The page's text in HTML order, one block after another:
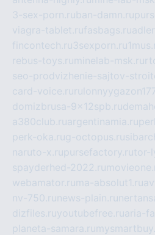
3-sex-porn.ruban-damn.ru
viagra-tablet.rufasbags.ru
fincontech.ru3sexporn.ru
rebus-toys.ru minelab-msk.ru
seo-prodvizhenie-sajtov-
card-voice.ru
domizbrusa-9x12spb.ru
a380club.ruargentinamia.ru
perk-oka.rug-octopus.ru
naruto-x.rupursefactory.rutor-
spayderhed-2022.ru
webamator.ru ma-absolut1.ru
nv-750.ru news-plain.ru
dizfiles.ruyoutubefree.ruaria-
planeta-samara.ru